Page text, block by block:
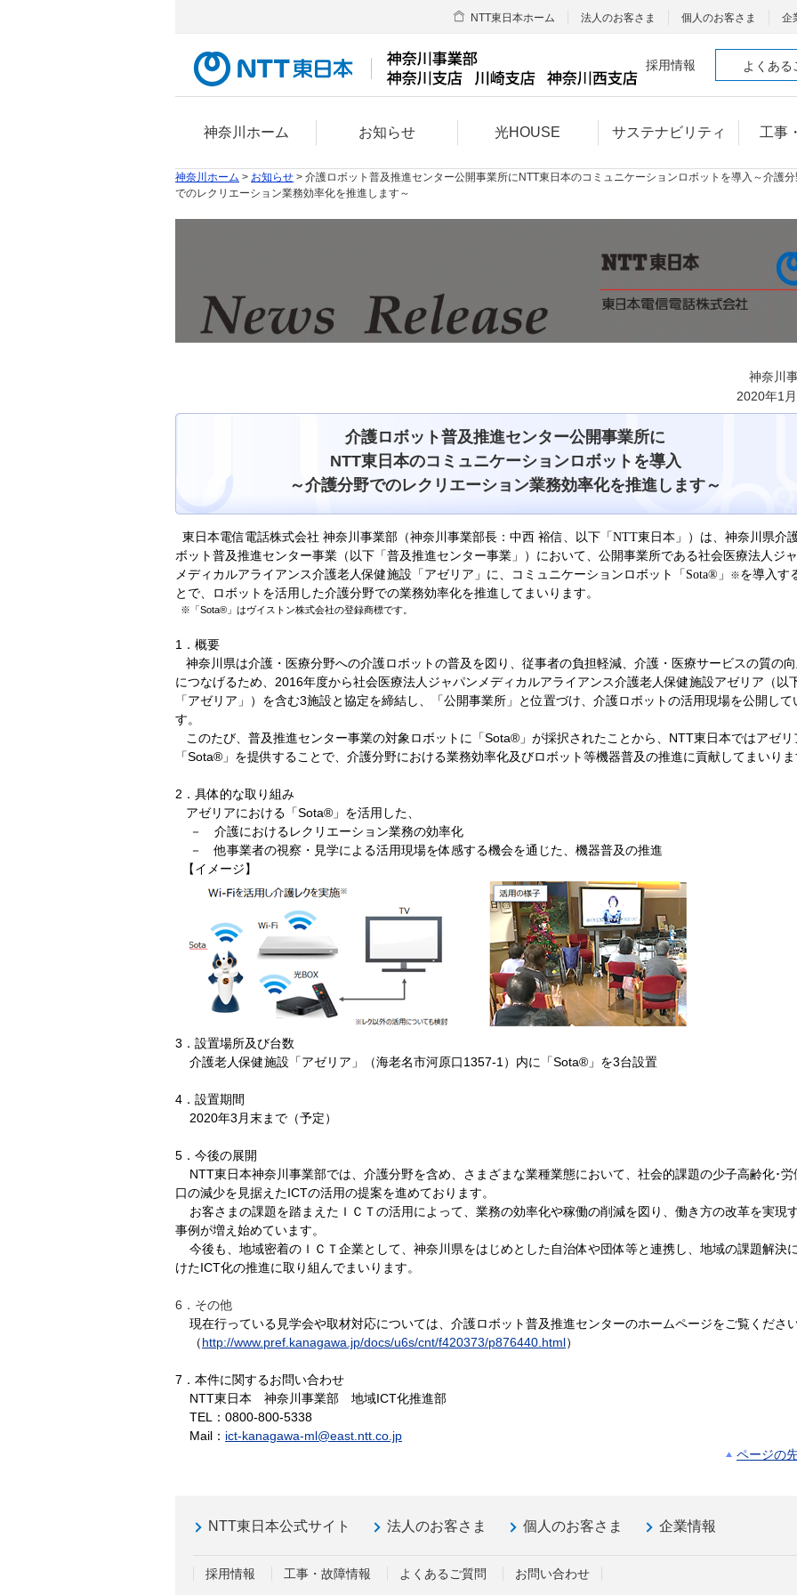
神奈川ホーム お知らせ 光HOUSE サステナビリティ 工事
NTT東日本ホーム 法人のお客さま 個人のお客さま 企
採用情報 よくある
神奈川ホーム > お知らせ > 介護ロボット普及推進センター公開事業所にNTT東日本のコミュニケーションロボットを導入～介護
でのレクリエーション業務効率化を推進します～
神奈川
2020年1
介護ロボット普及推進センター公開事業所に
NTT東日本のコミュニケーションロボットを導入
～介護分野でのレクリエーション業務効率化を推進します～
東日本電信電話株式会社 神奈川事業部（神奈川事業部長：中西 裕信、以下「NTT東日本」）は、神奈川県介
ボット普及推進センター事業（以下「普及推進センター事業」）において、公開事業所である社会医療法人ジ
メディカルアライアンス介護老人保健施設「アゼリア」に、コミュニケーションロボット「Sota®」
※を導入す
とで、ロボットを活用した介護分野での業務効率化を推進してまいります。
※「Sota®」はヴイストン株式会社の登録商標です。
1．概要
神奈川県は介護・医療分野への介護ロボットの普及を図り、従事者の負担軽減、介護・医療サービスの質の
につなげるため、2016年度から社会医療法人ジャパンメディカルアライアンス介護老人保健施設アゼリア（以
「アゼリア」）を含む3施設と協定を締結し、「公開事業所」と位置づけ、介護ロボットの活用現場を公開して
す。
このたび、普及推進センター事業の対象ロボットに「Sota®」が採択されたことから、NTT東日本ではアゼリ
「Sota®」を提供することで、介護分野における業務効率化及びロボット等機器普及の推進に貢献してまいりま
2．具体的な取り組み
アゼリアにおける「Sota®」を活用した、
－ 介護におけるレクリエーション業務の効率化
－ 他事業者の視察・見学による活用現場を体感する機会を通じた、機器普及の推進
【イメージ】
3．設置場所及び台数
介護老人保健施設「アゼリア」（海老名市河原口1357-1）内に「Sota®」を3台設置
4．設置期間
2020年3月末まで（予定）
5．今後の展開
NTT東日本神奈川事業部では、介護分野を含め、さまざまな業種業態において、社会的課題の少子高齢化･労
口の減少を見据えたICTの活用の提案を進めております。
お客さまの課題を踏まえたＩＣＴの活用によって、業務の効率化や稼働の削減を図り、働き方の改革を実現
事例が増え始めています。
今後も、地域密着のＩＣＴ企業として、神奈川県をはじめとした自治体や団体等と連携し、地域の課題解決
けたICT化の推進に取り組んでまいります。
6．その他
現在行っている見学会や取材対応については、介護ロボット普及推進センターのホームページをご覧ください
（http://www.pref.kanagawa.jp/docs/u6s/cnt/f420373/p876440.html）
7．本件に関するお問い合わせ
NTT東日本 神奈川事業部 地域ICT化推進部
TEL：0800-800-5338
Mail： ict-kanagawa-ml@east.ntt.co.jp
ページの
NTT東日本公式サイト 法人のお客さま 個人のお客さま 企業情報
採用情報 工事・故障情報 よくあるご質問 お問い合わせ